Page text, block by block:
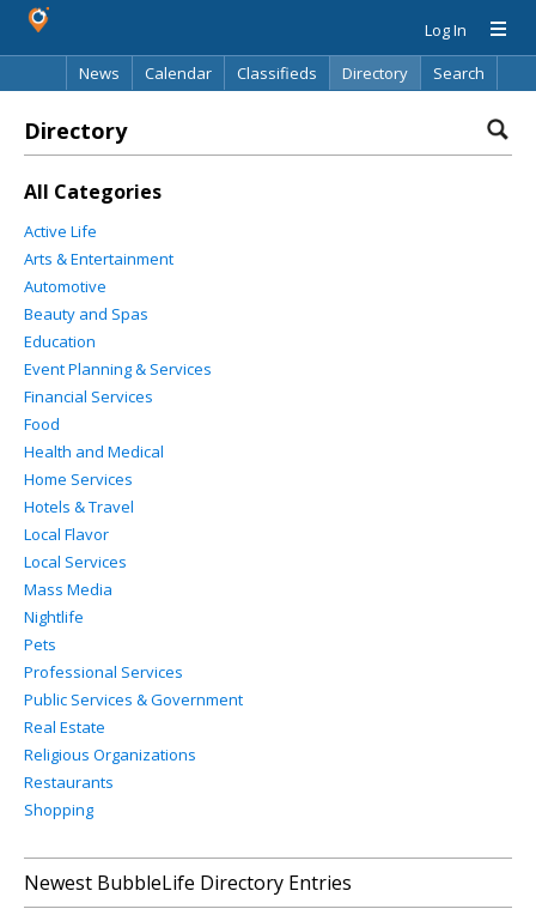
Log In
News
Calendar Classifieds Directory Search
Directory
All Categories
Active Life
Arts & Entertainment
Automotive
Beauty and Spas
Education
Event Planning & Services
Financial Services
Food
Health and Medical
Home Services
Hotels & Travel
Local Flavor
Local Services
Mass Media
Nightlife
Pets
Professional Services
Public Services & Government
Real Estate
Religious Organizations
Restaurants
Shopping
Newest BubbleLife Directory Entries